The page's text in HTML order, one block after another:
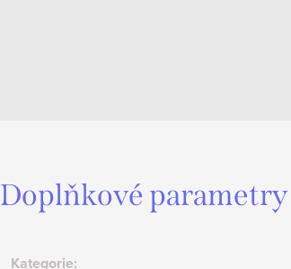
Doplňkové parametry
Kategorie: